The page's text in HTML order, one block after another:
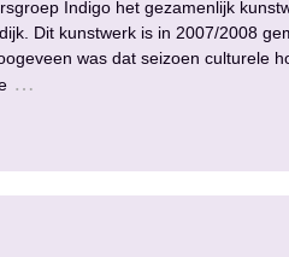
Indigo het gezamenlijk
Dit kunstwerk is in 2007/2008
was dat seizoen culturele
…